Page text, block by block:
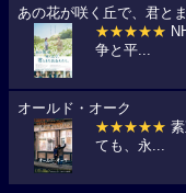
あの花が咲く丘で、君と
★★★★★
争と平...
オールド・オーク
★★★★★
ても、永...